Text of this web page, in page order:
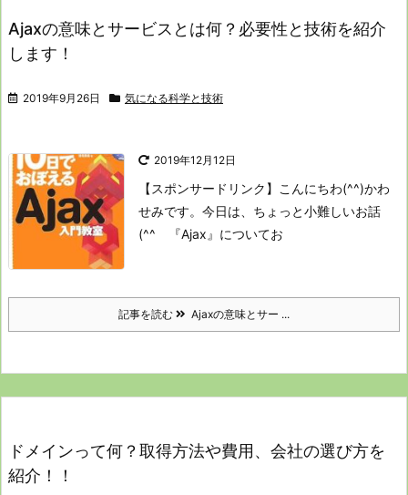
Ajaxの意味とサービスとは何？必要性と技術を紹介
します！
2019年9月26日 気になる科学と技術
2019年12月12日
【スポンサードリンク】
こんにちわ(^^)かわ
せみです。 今日は、ちょっと小難しいお話
(^^ゞ
『Ajax』についてお
記事を読む Ajaxの意味とサー ...
ドメインって何？取得方法や費用、会社の選び方を
紹介！！